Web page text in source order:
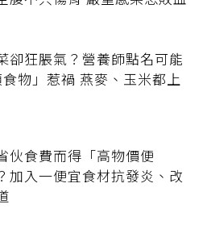
卻狂脹氣？營養師點名可能
食物」惹禍 燕麥、玉米都上
伙食費而得「高物價便
加入一便宜食材抗發炎、改